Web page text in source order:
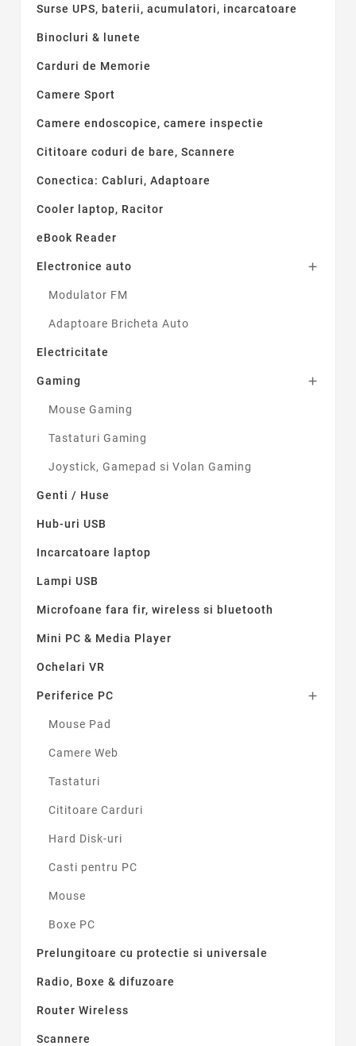
Tip accesoriu
Antena omnidirectionala
Incarcator router
1
Android OS
Laptop
Sistem audio
Telefoane Smart
Universal TV
Surse UPS, baterii, acumulatori, incarcatoare
Binocluri & lunete
Carduri de Memorie
Camere Sport
Camere endoscopice, camere inspectie
Cititoare coduri de bare, Scannere
Conectica: Cabluri, Adaptoare
Cooler laptop, Racitor
eBook Reader
Electronice auto 
Modulator FM
Adaptoare Bricheta Auto
Electricitate
Gaming 
Mouse Gaming
Tastaturi Gaming
Joystick, Gamepad si Volan Gaming
Genti / Huse
Hub-uri USB
Incarcatoare laptop
Lampi USB
Microfoane fara fir, wireless si bluetooth
Mini PC & Media Player
Ochelari VR
Periferice PC 
Mouse Pad
Camere Web
Tastaturi
Cititoare Carduri
Hard Disk-uri
Casti pentru PC
Mouse
Boxe PC
Prelungitoare cu protectie si universale
Radio, Boxe & difuzoare
Router Wireless
Scannere